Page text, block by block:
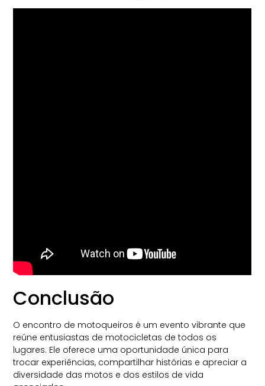
Conclusão
O encontro de motoqueiros​ é um evento vibrante que
reúne entusiastas de motocicletas de todos os
lugares. Ele oferece uma oportunidade única para
trocar experiências, compartilhar histórias e apreciar a
diversidade das motos e dos estilos de vida